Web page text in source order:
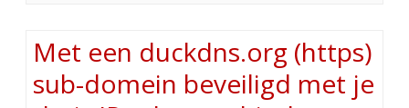
Met een duckdns.org (https)
sub-domein beveiligd met je